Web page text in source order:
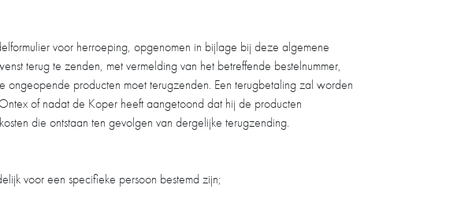
voor herroeping, opgenomen in bijlage bij deze algemene
terug te zenden, met vermelding van het betreffende bestelnummer,
producten moet terugzenden. Een terugbetaling zal worden
of nadat de Koper heeft aangetoond dat hij de producten
die ontstaan ten gevolgen van dergelijke terugzending.
voor een specifieke persoon bestemd zijn;